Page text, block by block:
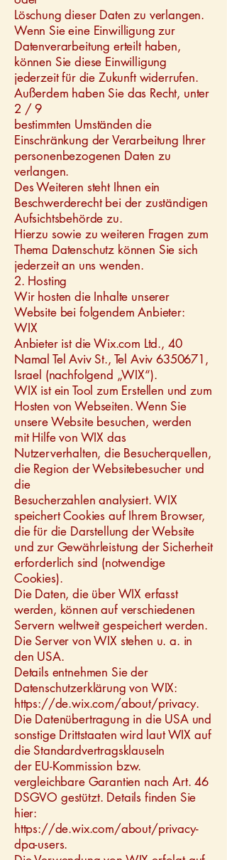
Löschung dieser Daten zu verlangen.
Wenn Sie eine Einwilligung zur
Datenverarbeitung erteilt haben,
können Sie diese Einwilligung
jederzeit für die Zukunft widerrufen.
Außerdem haben Sie das Recht, unter
2 / 9
bestimmten Umständen die
Einschränkung der Verarbeitung Ihrer
personenbezogenen Daten zu
verlangen.
Des Weiteren steht Ihnen ein
Beschwerderecht bei der zuständigen
Aufsichtsbehörde zu.
Hierzu sowie zu weiteren Fragen zum
Thema Datenschutz können Sie sich
jederzeit an uns wenden.
2. Hosting
Wir hosten die Inhalte unserer
Website bei folgendem Anbieter:
WIX
Anbieter ist die Wix.com Ltd., 40
Namal Tel Aviv St., Tel Aviv 6350671,
Israel (nachfolgend „WIX“).
WIX ist ein Tool zum Erstellen und zum
Hosten von Webseiten. Wenn Sie
unsere Website besuchen, werden
mit Hilfe von WIX das
Nutzerverhalten, die Besucherquellen,
die Region der Websitebesucher und
die
Besucherzahlen analysiert. WIX
speichert Cookies auf Ihrem Browser,
die für die Darstellung der Website
und zur Gewährleistung der Sicherheit
erforderlich sind (notwendige
Cookies).
Die Daten, die über WIX erfasst
werden, können auf verschiedenen
Servern weltweit gespeichert werden.
Die Server von WIX stehen u. a. in
den USA.
Details entnehmen Sie der
Datenschutzerklärung von WIX:
https://de.wix.com/about/privacy.
Die Datenübertragung in die USA und
sonstige Drittstaaten wird laut WIX auf
die Standardvertragsklauseln
der EU-Kommission bzw.
vergleichbare Garantien nach Art. 46
DSGVO gestützt. Details finden Sie
hier:
https://de.wix.com/about/privacy-
dpa-users.